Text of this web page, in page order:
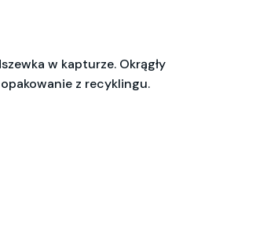
w kapturze. Okrągły
z recyklingu.